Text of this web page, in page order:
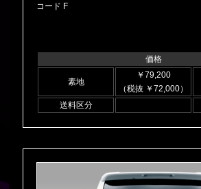
コード F
価格
素地
￥79,200
（税抜 ￥72,000）
送料区分